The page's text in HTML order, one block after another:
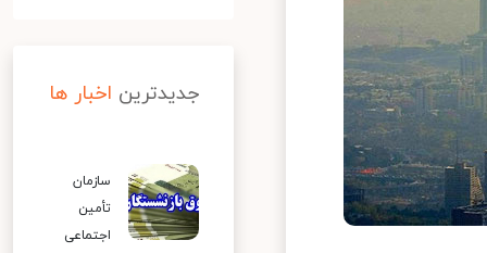
جدیدترین اخبار ها
سازمان
تأمین
اجتماعی